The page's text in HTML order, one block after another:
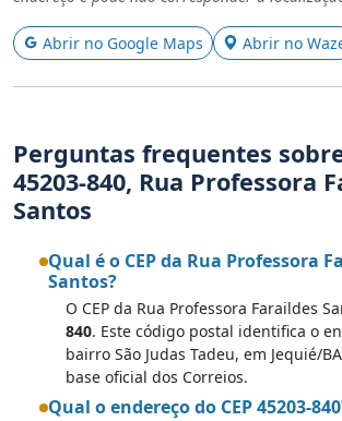
Abrir no Google Maps Abrir no
Perguntas frequentes sobre
45203-840, Rua Professora
Santos
Qual é o CEP da Rua Professora
Santos?
O CEP da Rua Professora Faraildes
840. Este código postal identifica o
bairro São Judas Tadeu, em Jequié/
base oficial dos Correios.
Qual o endereço do CEP 45203-